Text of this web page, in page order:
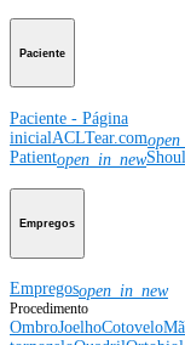
Paciente
Paciente - Página
inicial ACLTear.com
Patientopen_in_new
Empregos
Empregosopen_in_new
Procedimento
OmbroJoelhoCotovelo